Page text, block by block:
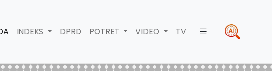
INDEKS DPRD POTRET VIDEO TV